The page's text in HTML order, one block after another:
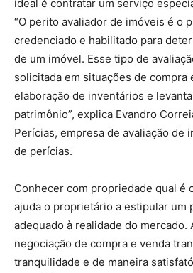
ideal é contratar um serviço
“O perito avaliador de imóveis é o
credenciado e habilitado para
de um imóvel. Esse tipo de
solicitada em situações de compra
elaboração de inventários e
patrimônio”, explica Evandro
Perícias, empresa de avaliação de
de perícias.
Conhecer com propriedade qual é
ajuda o proprietário a estipular um
adequado à realidade do mercado.
negociação de compra e venda
tranquilidade e de maneira